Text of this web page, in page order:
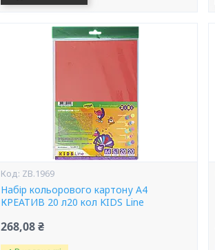
ZB.1969
Набір кольорового картону А4
КРЕАТИВ 20 л20 кол KIDS Line
268,08 ₴